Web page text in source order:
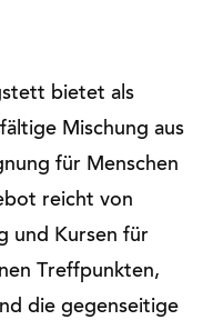
bietet als
Mischung aus
für Menschen
reicht von
und Kursen für
Treffpunkten,
die gegenseitige